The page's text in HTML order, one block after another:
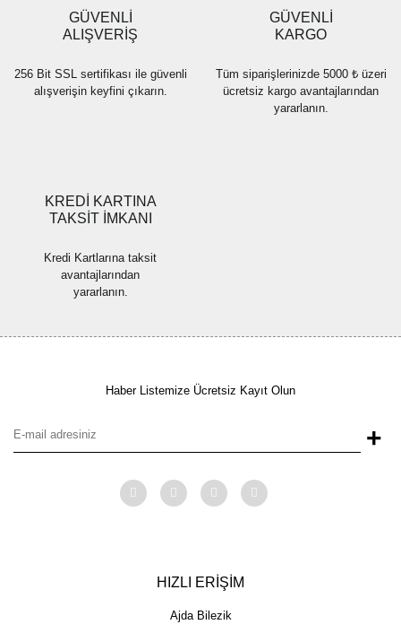
Ürün fiyatı diğer sitelerden daha pahalı.
Bu ürüne benzer farklı alternatifler olmalı.
GÜVENLİ
ALIŞVERİŞ
256 Bit SSL sertifikası ile güvenli
alışverişin keyfini çıkarın.
GÜVENLİ
KARGO
Tüm siparişlerinizde 5000 ₺ üzeri
ücretsiz kargo avantajlarından
yararlanın.
KREDİ KARTINA
TAKSİT İMKANI
Kredi Kartlarına taksit
avantajlarından
yararlanın.
Haber Listemize Ücretsiz Kayıt Olun
+
HIZLI ERİŞİM
Ajda Bilezik